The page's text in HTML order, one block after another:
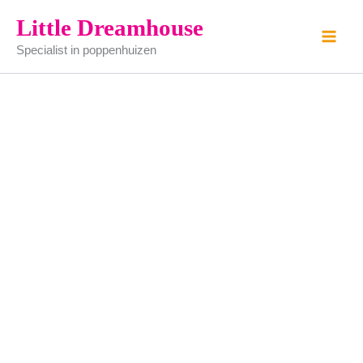
naar
inhoud
Little Dreamhouse
Specialist in poppenhuizen
set
(smeedijzer)
aantal